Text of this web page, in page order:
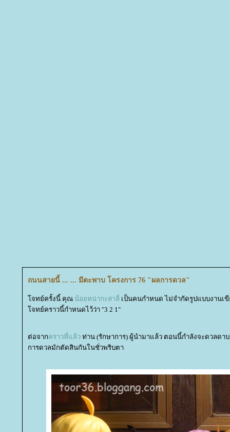
ถนนสายนี้ ... ... มีตะพาบ โครงการ 76 "ผลการดวล"
จทย์ครั้งนี้ คุณ น้อยหน่ากะสาลี่ เป็นคนกำหนด ไม่จำกัดรูปแบบงานเ
จทย์คราวนี้กำหนดไว้ว่า "3 2 1"
ต่อจากคราวที่แล้ว ท่าน (รักษาการ) ผู้นำมาแล้ว ตอนนี้กำลังจะดวลดา
การดวลมักตัดสินกันในชั่วพริบตา